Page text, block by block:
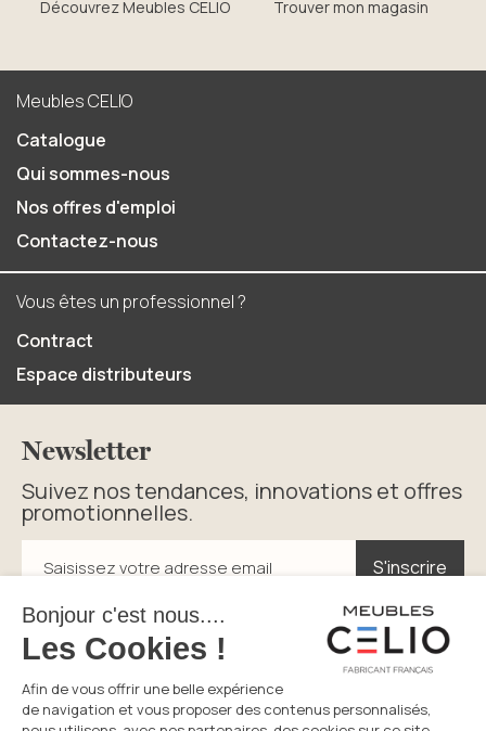
Découvrez Meubles CELIO Trouver mon magasin
Meubles CELIO
Catalogue
Qui sommes-nous
Nos offres d'emploi
Contactez-nous
Vous êtes un professionnel ?
Contract
Espace distributeurs
Newsletter
Suivez nos tendances, innovations et offres
promotionnelles.
Saisissez votre adresse email S'inscrire
S'inscrire
En cliquant sur s’inscrire vous acceptez la politique de
confidentialité.